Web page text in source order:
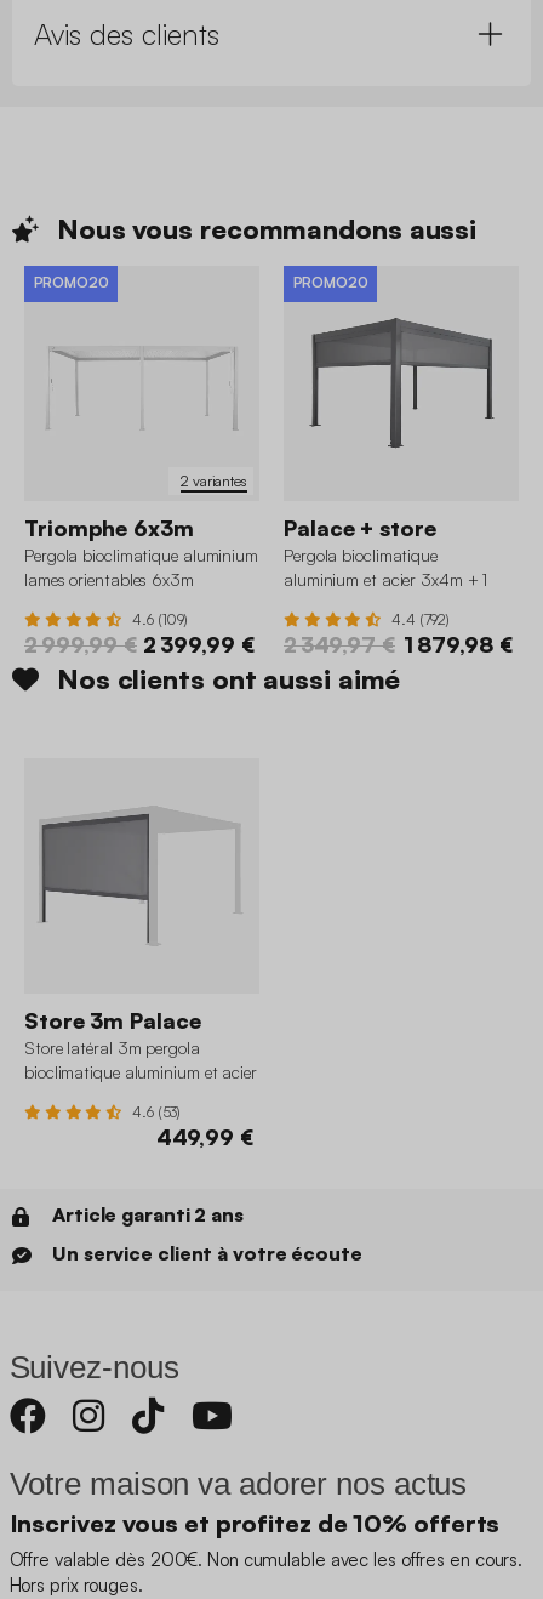
Avis des clients
Nous vous recommandons aussi
2 variantes
PROMO20
Triomphe 6x3m
Pergola bioclimatique aluminium
lames orientables 6x3m
4.6 (109)
2 999,99 € 2 399,99 €
PROMO20
Palace + store
Pergola bioclimatique
aluminium et acier 3x4m + 1
4.4 (792)
2 349,97 € 1 879,98 €
Nos clients ont aussi aimé
Store 3m Palace
Store latéral 3m pergola
bioclimatique aluminium et acier
4.6 (53)
449,99 €
Article garanti 2 ans
Un service client à votre écoute
Suivez-nous
Votre maison va adorer nos actus
Inscrivez vous et profitez de 10% offerts
Offre valable dès 200€. Non cumulable avec les offres en cours.
Hors prix rouges.